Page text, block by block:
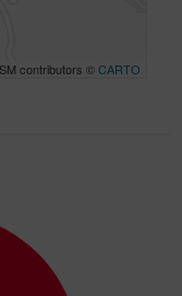
contributors ©CARTO